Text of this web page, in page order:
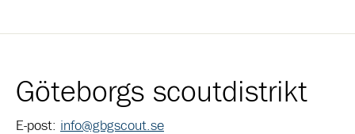
Göteborgs scoutdistrikt
E-post: info@gbgscout.se